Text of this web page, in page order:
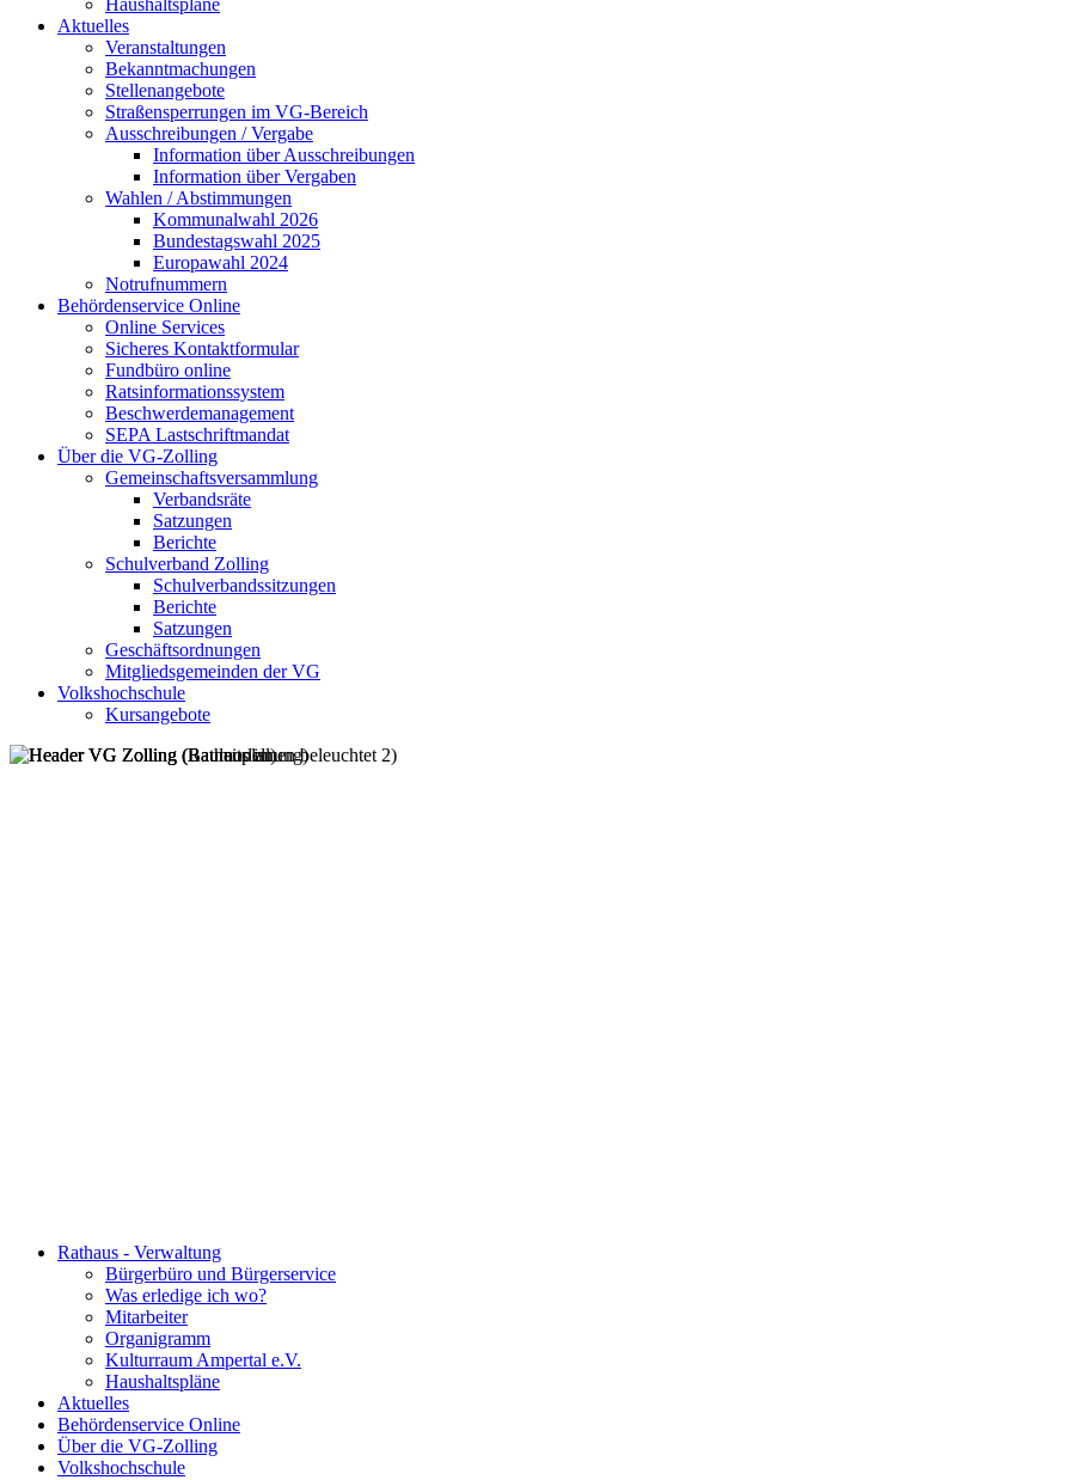
Haushaltspläne
Aktuelles
Veranstaltungen
Bekanntmachungen
Stellenangebote
Straßensperrungen im VG-Bereich
Ausschreibungen / Vergabe
Information über Ausschreibungen
Information über Vergaben
Wahlen / Abstimmungen
Kommunalwahl 2026
Bundestagswahl 2025
Europawahl 2024
Notrufnummern
Behördenservice Online
Online Services
Sicheres Kontaktformular
Fundbüro online
Ratsinformationssystem
Beschwerdemanagement
SEPA Lastschriftmandat
Über die VG-Zolling
Gemeinschaftsversammlung
Verbandsräte
Satzungen
Berichte
Schulverband Zolling
Schulverbandssitzungen
Berichte
Satzungen
Geschäftsordnungen
Mitgliedsgemeinden der VG
Volkshochschule
Kursangebote
Rathaus - Verwaltung
Bürgerbüro und Bürgerservice
Was erledige ich wo?
Mitarbeiter
Organigramm
Kulturraum Ampertal e.V.
Haushaltspläne
Aktuelles
Behördenservice Online
Über die VG-Zolling
Volkshochschule